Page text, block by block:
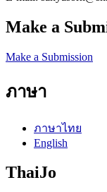
Make a
Make a Submission
ภาษา
ภาษาไทย
English
ThaiJo